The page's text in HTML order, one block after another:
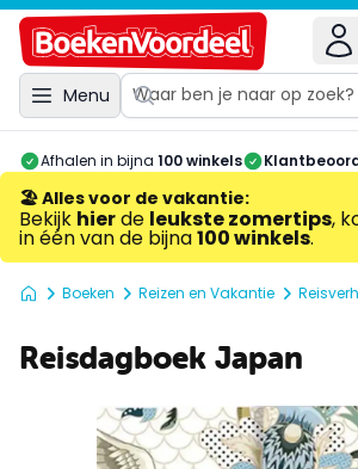
Menu
Afhalen in bijna 100 winkels
🏖️ Alles voor de vakantie:
Bekijk hierde leukste zomertips,
in één van de bijna100 winkels.
Boeken Reizen en Vakantie
Reisdagboek Japan